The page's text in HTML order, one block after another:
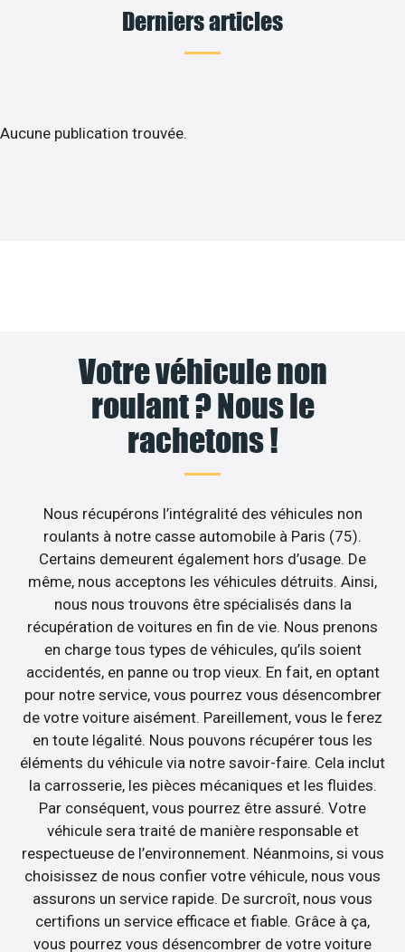
Derniers articles
Aucune publication trouvée.
Votre véhicule non
roulant ? Nous le
rachetons !
Nous récupérons l’intégralité des véhicules non
roulants à notre casse automobile à Paris (75).
Certains demeurent également hors d’usage. De
même, nous acceptons les véhicules détruits. Ainsi,
nous nous trouvons être spécialisés dans la
récupération de voitures en fin de vie. Nous prenons
en charge tous types de véhicules, qu’ils soient
accidentés, en panne ou trop vieux. En fait, en optant
pour notre service, vous pourrez vous désencombrer
de votre voiture aisément. Pareillement, vous le ferez
en toute légalité. Nous pouvons récupérer tous les
éléments du véhicule via notre savoir-faire. Cela inclut
la carrosserie, les pièces mécaniques et les fluides.
Par conséquent, vous pourrez être assuré. Votre
véhicule sera traité de manière responsable et
respectueuse de l’environnement. Néanmoins, si vous
choisissez de nous confier votre véhicule, nous vous
assurons un service rapide. De surcroît, nous vous
certifions un service efficace et fiable. Grâce à ça,
vous pourrez vous désencombrer de votre voiture